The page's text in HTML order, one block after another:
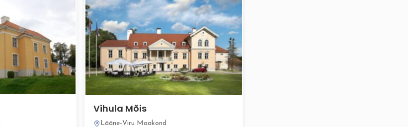
Vihula Mõis
Lääne-Viru Maakond